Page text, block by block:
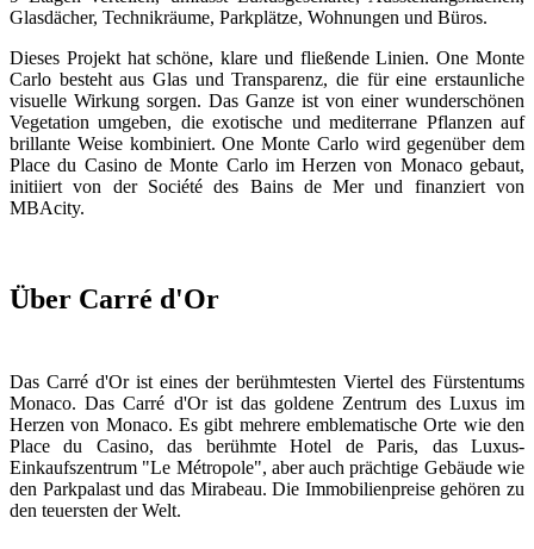
Glasdächer, Technikräume, Parkplätze, Wohnungen und Büros.
Dieses Projekt hat schöne, klare und fließende Linien. One Monte
Carlo besteht aus Glas und Transparenz, die für eine erstaunliche
visuelle Wirkung sorgen. Das Ganze ist von einer wunderschönen
Vegetation umgeben, die exotische und mediterrane Pflanzen auf
brillante Weise kombiniert. One Monte Carlo wird gegenüber dem
Place du Casino de Monte Carlo im Herzen von Monaco gebaut,
initiiert von der Société des Bains de Mer und finanziert von
MBAcity.
Über Carré d'Or
Das Carré d'Or ist eines der berühmtesten Viertel des Fürstentums
Monaco. Das Carré d'Or ist das goldene Zentrum des Luxus im
Herzen von Monaco. Es gibt mehrere emblematische Orte wie den
Place du Casino, das berühmte Hotel de Paris, das Luxus-
Einkaufszentrum "Le Métropole", aber auch prächtige Gebäude wie
den Parkpalast und das Mirabeau. Die Immobilienpreise gehören zu
den teuersten der Welt.